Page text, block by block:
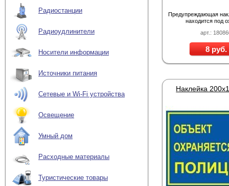
Радиостанции
Радиоудлинители
Носители информации
Источники питания
Сетевые и Wi-Fi устройства
Освещение
Умный дом
Расходные материалы
Туристические товары
арт.:
Предупреждающая
находится под
8 руб.